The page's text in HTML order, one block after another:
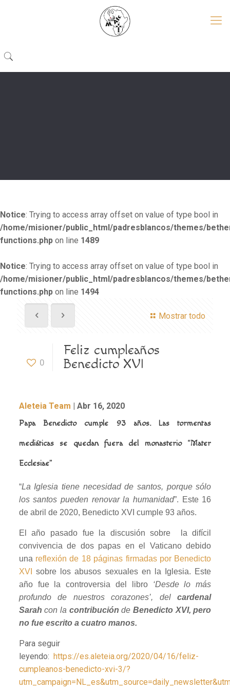
Notice: Trying to access array offset on value of type bool in
/home/misioner/public_html/padresblancos/themes/
functions.php on line 1489
Notice: Trying to access array offset on value of type bool in
/home/misioner/public_html/padresblancos/themes/
functions.php on line 1494
Mostrar todo
0
Feliz cumpleaños
Benedicto XVI
Aleteia Team | Abr 16, 2020
Papa Benedicto cumple 93 años. Las tormentas
mediáticas se quedan fuera del monasterio “Mater
Ecclesiae”
“La Iglesia tiene necesidad de santos, porque sólo
los santos pueden renovar la humanidad”. Este 16
de abril de 2020, Benedicto XVI cumple 93 años.
El año pasado fue la discusión sobre la difícil
convivencia de dos papas en el Vaticano debido
una reflexión de 18 páginas firmadas por Benedicto
XVI
sobre los abusos sexuales en la Iglesia. Este
año fue la controversia del libro ‘Desde lo más
profundo de nuestros corazones’, delcardenal
Sarah con la contribución de Benedicto XVI, pero
no fue escrito a cuatro manos.
Para seguir
leyendo: https://es.aleteia.org/2020/04/16/feliz-
cumpleanos-benedicto-xvi-3/?